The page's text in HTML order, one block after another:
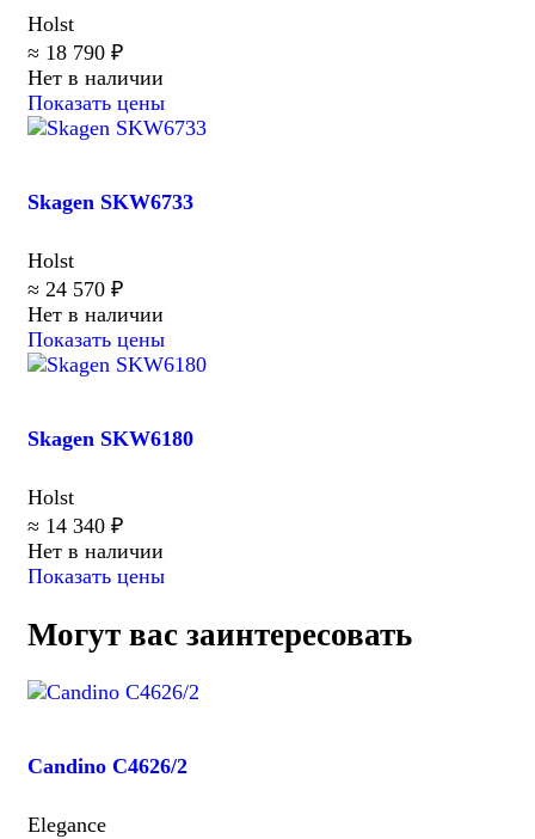
Holst
≈ 18 790 ₽
Нет в наличии
Показать цены
Skagen SKW6733
Holst
≈ 24 570 ₽
Нет в наличии
Показать цены
Skagen SKW6180
Holst
≈ 14 340 ₽
Нет в наличии
Показать цены
Могут вас заинтересовать
Candino C4626/2
Elegance